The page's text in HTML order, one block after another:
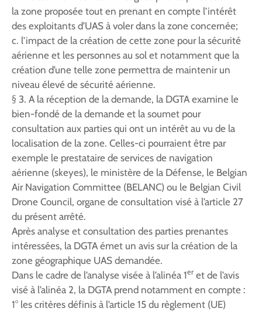
la zone proposée tout en prenant en compte l’intérêt
des exploitants d’UAS à voler dans la zone concernée;
c. l’impact de la création de cette zone pour la sécurité
aérienne et les personnes au sol et notamment que la
création d’une telle zone permettra de maintenir un
niveau élevé de sécurité aérienne.
§ 3. A la réception de la demande, la DGTA examine le
bien-fondé de la demande et la soumet pour
consultation aux parties qui ont un intérêt au vu de la
localisation de la zone. Celles-ci pourraient être par
exemple le prestataire de services de navigation
aérienne (skeyes), le ministère de la Défense, le Belgian
Air Navigation Committee (BELANC) ou le Belgian Civil
Drone Council, organe de consultation visé à l’article 27
du présent arrêté.
Après analyse et consultation des parties prenantes
intéressées, la DGTA émet un avis sur la création de la
zone géographique UAS demandée.
Dans le cadre de l’analyse visée à l’alinéa 1er et de l’avis
visé à l’alinéa 2, la DGTA prend notamment en compte :
1° les critères définis à l’article 15 du règlement (UE)